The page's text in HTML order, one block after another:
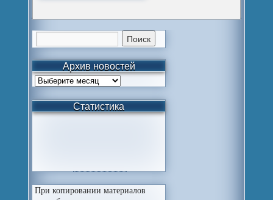
Архив новостей
Статистика
При копировании материалов